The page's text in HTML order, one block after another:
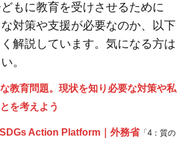
もに教育を受けさせるために
対策や支援が必要なのか、以下
解説しています。気になる方は
。
教育問題。現状を知り必要な対策や私
を考えよう
Action Platform｜外務省「4：質の